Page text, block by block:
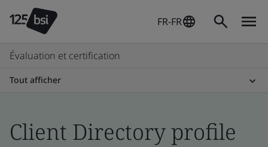
FR-FR
Évaluation et certification
Tout afficher
Client Directory profile